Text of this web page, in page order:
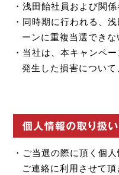
・浅田飴社員および関
・同時期に行われる、
ーンに重複当選できな
・当社は、本キャンペ
発生した損害について
・ご当選の際に頂く個
ご連絡に利用させて